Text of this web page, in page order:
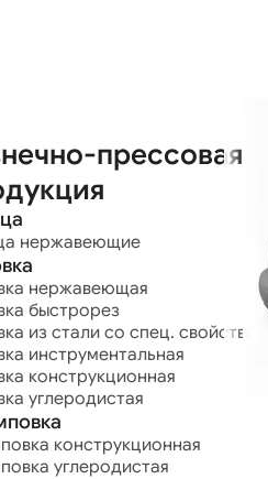
прессовая
нержавеющие
нержавеющая
быстрорез
из стали со спец. свойствами
инструментальная
конструкционная
углеродистая
конструкционная
углеродистая